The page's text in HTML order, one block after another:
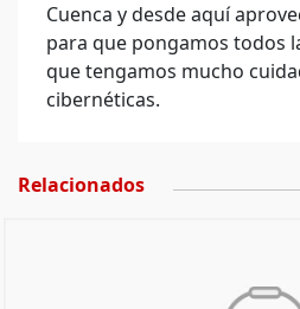
Cuenca y desde aquí
para que pongamos todos
que tengamos mucho
cibernéticas.
Relacionados